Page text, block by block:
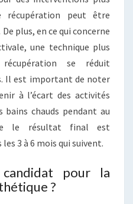
récupération peut être
plus, en ce qui concerne
une technique plus
se réduit
Il est important de noter
à l’écart des activités
chauds pendant au
le résultat final est
3 à 6 mois qui suivent.
pour la
?